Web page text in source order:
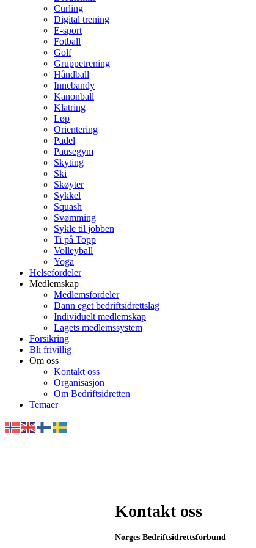
Curling
Digital trening
E-sport
Fotball
Golf
Gruppetrening
Håndball
Innebandy
Kanonball
Klatring
Løp
Orientering
Padel
Pausegym
Skyting
Ski
Skøyter
Sykkel
Squash
Svømming
Sykle til jobben
Ti på Topp
Volleyball
Yoga
Helsefordeler
Medlemskap
Medlemsfordeler
Dann eget bedriftsidrettslag
Individuelt medlemskap
Lagets medlemssystem
Forsikring
Bli frivillig
Om oss
Kontakt oss
Organisasjon
Om Bedriftsidretten
Temaer
Kontakt oss
Norges Bedriftsidrettsforbund